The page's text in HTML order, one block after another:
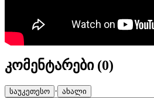
კომენტარები (0)
საუკეთესო · ახალი